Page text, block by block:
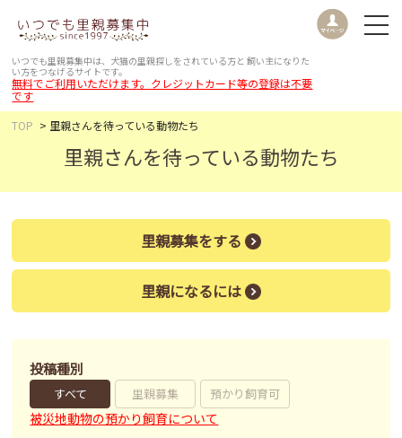
いつでも里親募集中は、犬猫の里親探しをされている方と 飼い主になりた
い方をつなげるサイトです。
無料でご利用いただけます。クレジットカード等の登録は不要
です
TOP
里親さんを待っている動物たち
里親さんを待っている動物たち
里親募集をする
里親になるには
投稿種別
すべて 里親募集 預かり飼育可
被災地動物の預かり飼育について